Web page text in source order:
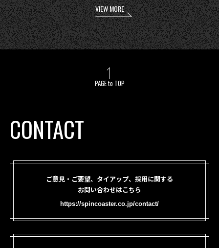
VIEW MORE
PAGE to TOP
CONTACT
ご意見・ご要望、タイアップ、採用に関する
お問い合わせはこちら
https://spincoaster.co.jp/contact/